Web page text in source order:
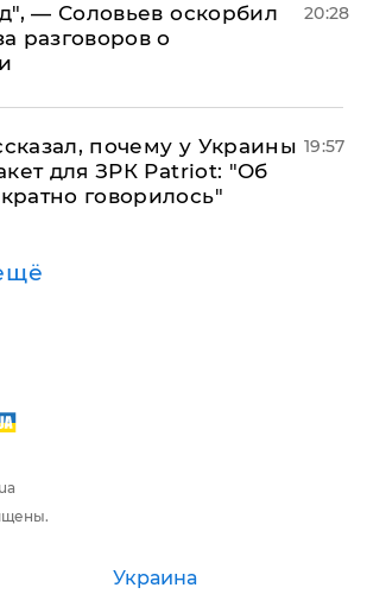
— Соловьев оскорбил
разговоров о
20:28
почему у Украины
для ЗРК Patriot: "Об
говорилось"
19:57
Украина